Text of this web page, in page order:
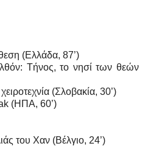
(Ελλάδα, 87’)
Τήνος, το νησί των θεών
(Σλοβακία, 30’)
(HΠΑ, 60’)
του Xαν (Βέλγιο, 24’)